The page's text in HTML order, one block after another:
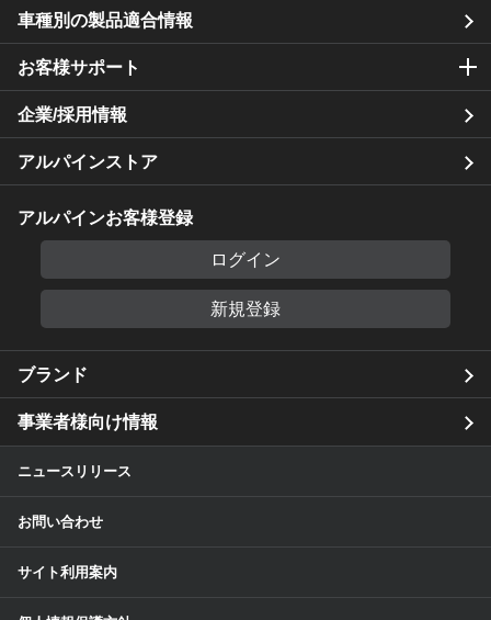
車種別の製品適合情報
お客様サポート
企業/採用情報
アルパインストア
アルパインお客様登録
ログイン
新規登録
ブランド
事業者様向け情報
ニュースリリース
お問い合わせ
サイト利用案内